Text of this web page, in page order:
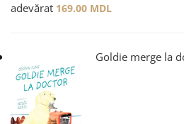
adevărat 169.00 MDL
Goldie merge la